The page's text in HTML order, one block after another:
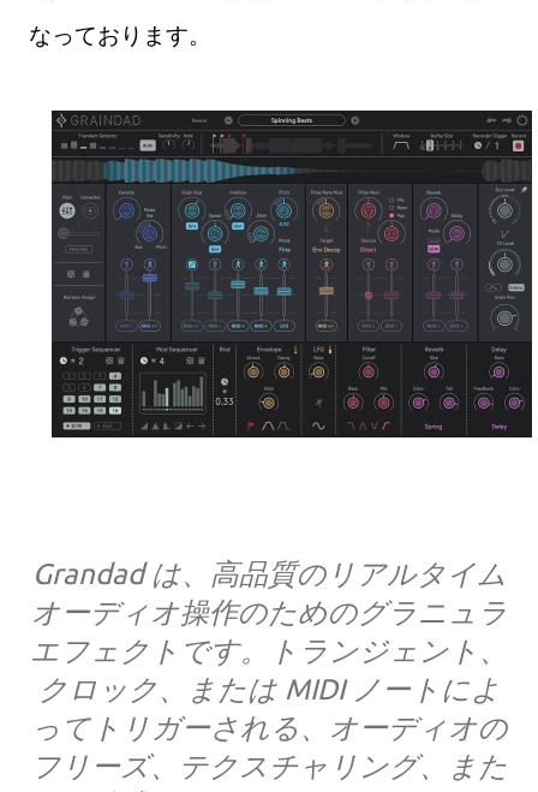
なっております。
Grandad は、高品質のリアルタイム
オーディオ操作のためのグラニュラ
エフェクトです。トランジェント、
クロック、または MIDI ノートによ
ってトリガーされる、オーディオの
フリーズ、テクスチャリング、また